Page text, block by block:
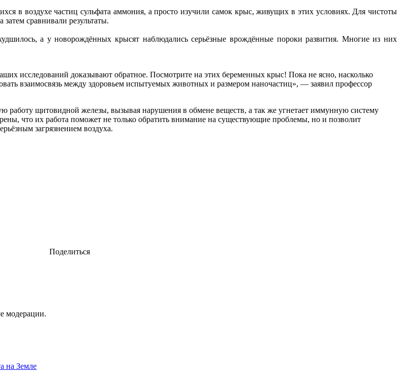
в воздухе частиц сульфата аммония, а просто изучили самок крыс, живущих в этих условиях. Для чистоты
сравнивали результаты.
а у новорождённых крысят наблюдались серьёзные врождённые пороки развития. Многие из них
исследований доказывают обратное. Посмотрите на этих беременных крыс! Пока не ясно, насколько
взаимосвязь между здоровьем испытуемых животных и размером наночастиц», — заявил профессор
работу щитовидной железы, вызывая нарушения в обмене веществ, а так же угнетает иммунную систему
что их работа поможет не только обратить внимание на существующие проблемы, но и позволит
загрязнением воздуха.
Поделиться
модерации.
на Земле